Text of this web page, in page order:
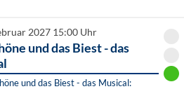
2027 15:00 Uhr
und das Biest - das
und das Biest - das Musical: